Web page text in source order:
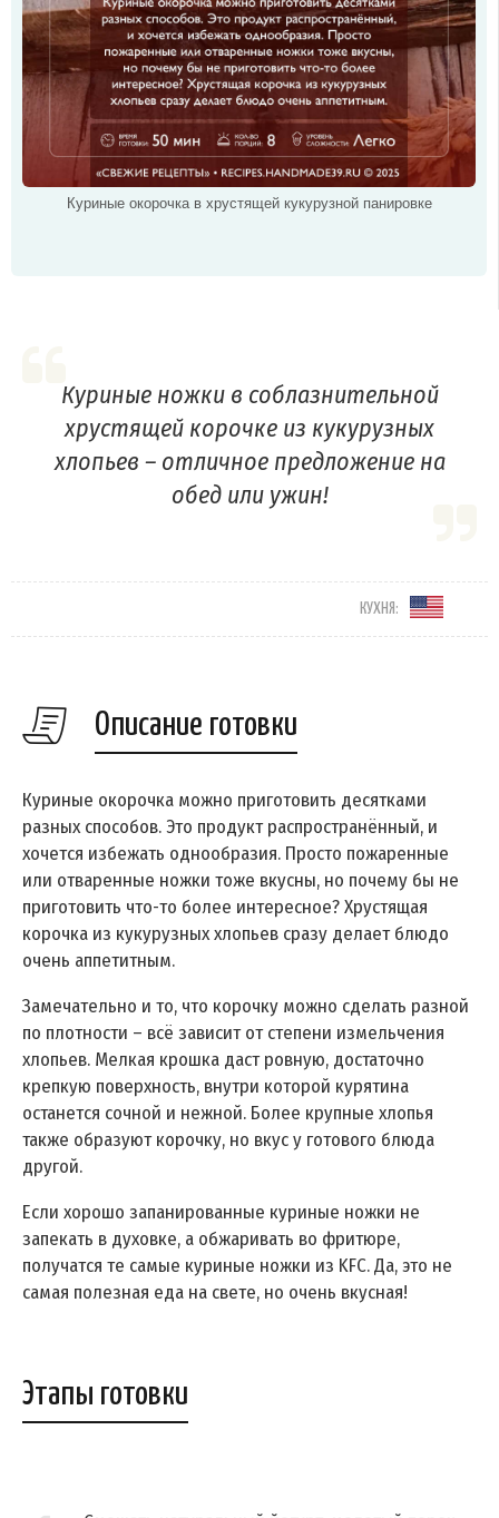
Куриные окорочка в хрустящей кукурузной панировке
Куриные ножки в соблазнительной
хрустящей корочке из кукурузных
хлопьев – отличное предложение на
обед или ужин!
КУХНЯ:
Описание готовки
Куриные окорочка можно приготовить десятками
разных способов. Это продукт распространённый, и
хочется избежать однообразия. Просто пожаренные
или отваренные ножки тоже вкусны, но почему бы не
приготовить что-то более интересное? Хрустящая
корочка из кукурузных хлопьев сразу делает блюдо
очень аппетитным.
Замечательно и то, что корочку можно сделать разной
по плотности – всё зависит от степени измельчения
хлопьев. Мелкая крошка даст ровную, достаточно
крепкую поверхность, внутри которой курятина
останется сочной и нежной. Более крупные хлопья
также образуют корочку, но вкус у готового блюда
другой.
Если хорошо запанированные куриные ножки не
запекать в духовке, а обжаривать во фритюре,
получатся те самые куриные ножки из KFC. Да, это не
самая полезная еда на свете, но очень вкусная!
Этапы готовки